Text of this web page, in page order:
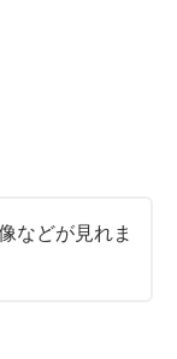
などが見れま